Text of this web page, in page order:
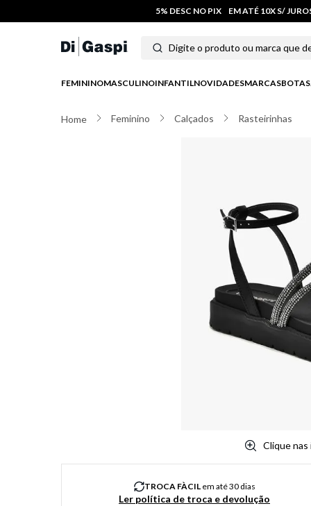
5% DESC NO PIX EM ATÉ 10X S/
Digite o produto ou marca que
FEMININOMASCULINOINFANTILNOVIDADESMARCASBOTAS
Feminino Calçados Rasteirinhas
Clique nas
TROCA FÀCILem até 30 dias
Ler política de troca e devolução